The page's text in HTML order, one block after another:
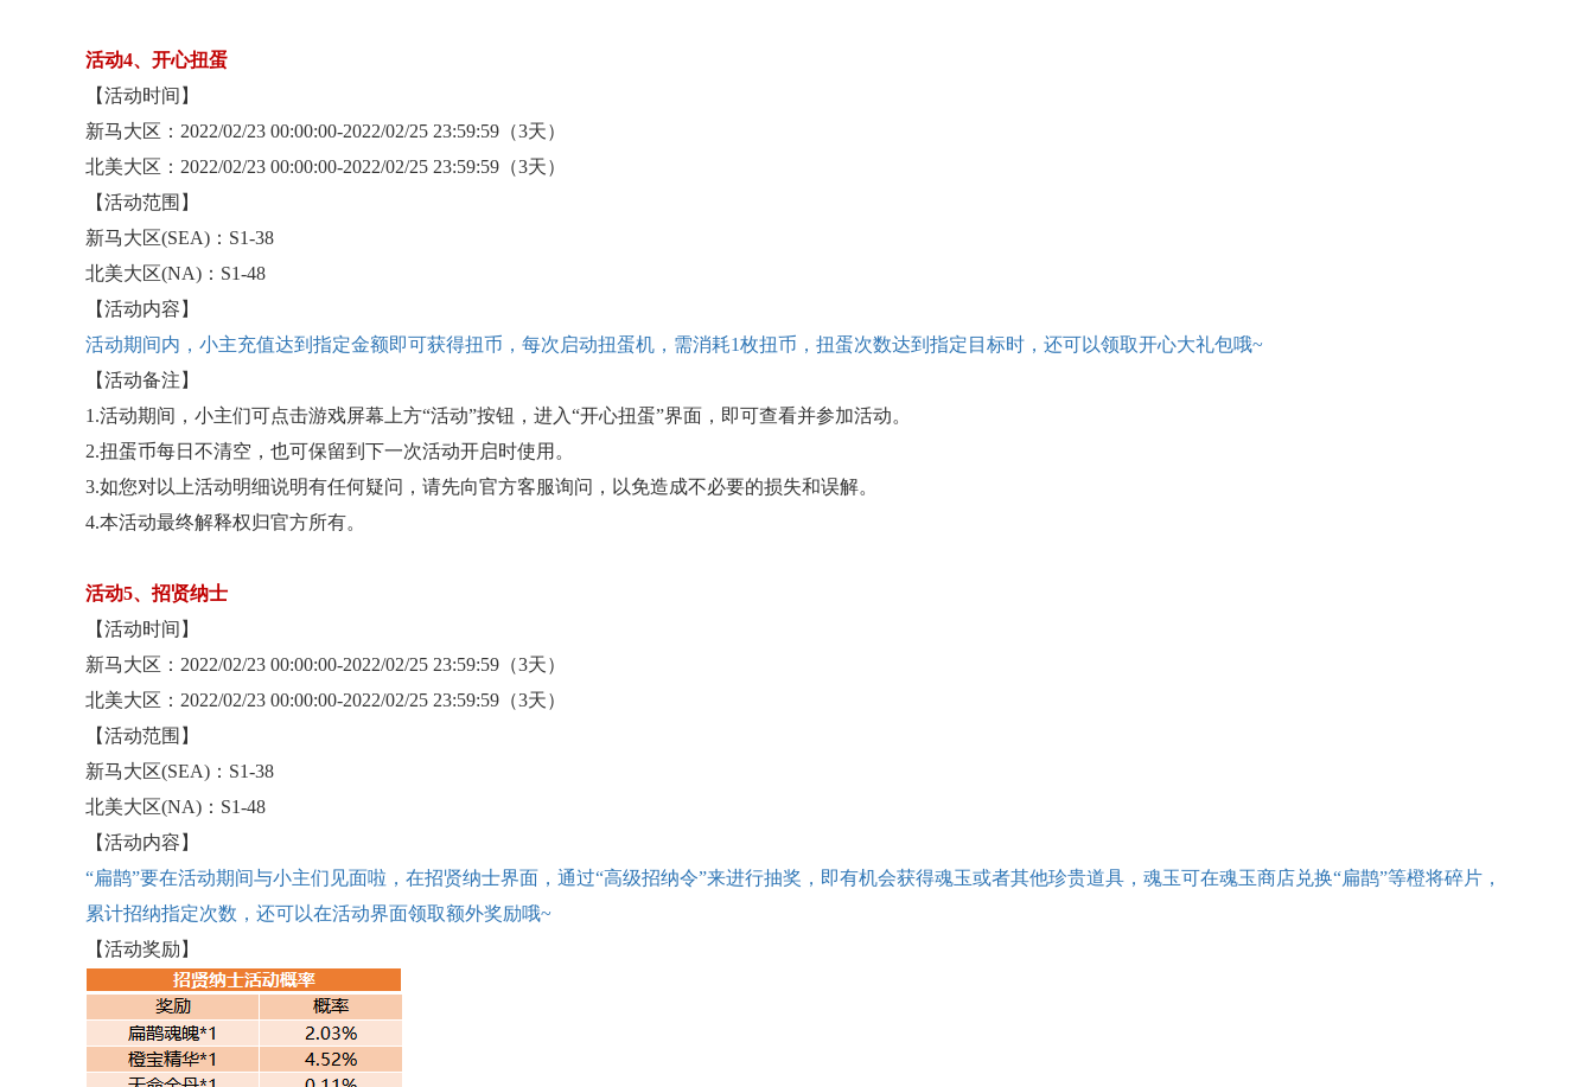
活动4、开心扭蛋
【活动时间】
新马大区： 2022/02/23 00:00:00-2022/02/25 23:59:59（3天）
北美大区： 2022/02/23 00:00:00-2022/02/25 23:59:59（3天）
【活动范围】
新马大区(SEA)：S1-38
北美大区(NA)：S1-48
【活动内容】
活动期间内，小主充值达到指定金额即可获得扭币，每次启动扭蛋机，需消耗1枚扭币，扭蛋次数达到指定目标时，还可以领取开心大礼包哦~
【活动备注】
1.活动期间，小主们可点击游戏屏幕上方“活动”按钮，进入“开心扭蛋”界面，即可查看并参加活动。
2.扭蛋币每日不清空，也可保留到下一次活动开启时使用。
3.如您对以上活动明细说明有任何疑问，请先向官方客服询问，以免造成不必要的损失和误解。
4.本活动最终解释权归官方所有。
活动5、招贤纳士
【活动时间】
新马大区： 2022/02/23 00:00:00-2022/02/25 23:59:59（3天）
北美大区： 2022/02/23 00:00:00-2022/02/25 23:59:59（3天）
【活动范围】
新马大区(SEA)：S1-38
北美大区(NA)：S1-48
【活动内容】
“扁鹊”要在活动期间与小主们见面啦，在招贤纳士界面，通过“高级招纳令”来进行抽奖，即有机会获得魂玉或者其他珍贵道具，魂玉可在魂玉商店兑换“扁鹊”等橙将碎片，
累计招纳指定次数，还可以在活动界面领取额外奖励哦~
【活动奖励】